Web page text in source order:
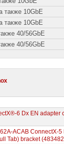
также 10GbE
также 10GbE
40/56GbE
40/56GbE
6 Dx EN adapter
ACAB ConnectX-
Tab) bracket